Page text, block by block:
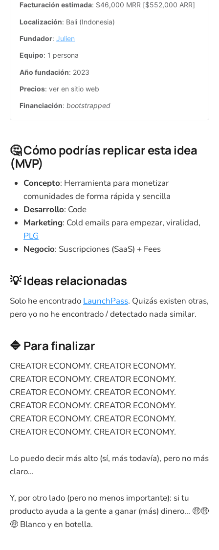
Facturación estimada: $46,000 MRR [$552,000 ARR]
Localización: Bali (Indonesia)
Fundador: Julien
Equipo: 1 persona
Año fundación: 2023
Precios: ver en sitio web
Financiación: bootstrapped
🤔 Cómo podrías replicar esta idea
(MVP)
Concepto: Herramienta para monetizar
comunidades de forma rápida y sencilla
Desarrollo: Code
Marketing: Cold emails para empezar, viralidad,
PLG
Negocio: Suscripciones (SaaS) + Fees
💡 Ideas relacionadas
Solo he encontrado LaunchPass. Quizás existen otras,
pero yo no he encontrado / detectado nada similar.
🔷 Para finalizar
CREATOR ECONOMY. CREATOR ECONOMY.
CREATOR ECONOMY. CREATOR ECONOMY.
CREATOR ECONOMY. CREATOR ECONOMY.
CREATOR ECONOMY. CREATOR ECONOMY.
CREATOR ECONOMY. CREATOR ECONOMY.
CREATOR ECONOMY. CREATOR ECONOMY.
Lo puedo decir más alto (sí, más todavía), pero no más
claro...
Y, por otro lado (pero no menos importante): si tu
producto ayuda a la gente a ganar (más) dinero... 🤑🤑
🤑 Blanco y en botella.